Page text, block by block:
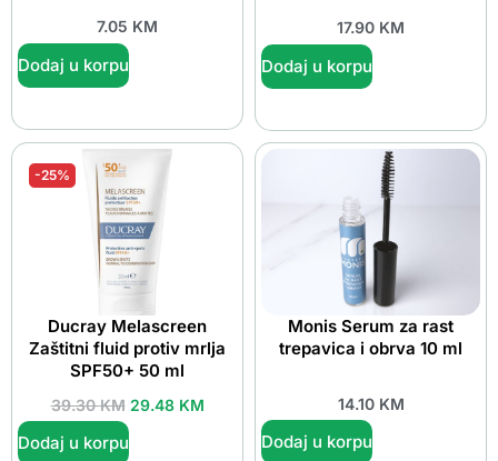
7.05 KM
Dodaj u korpu
17.90 KM
Dodaj u korpu
-25%
Ducray Melascreen
Zaštitni fluid protiv mrlja
SPF50+ 50 ml
39.30KM 29.48 KM
Dodaj u korpu
Monis Serum za rast
trepavica i obrva 10 ml
14.10 KM
Dodaj u korpu